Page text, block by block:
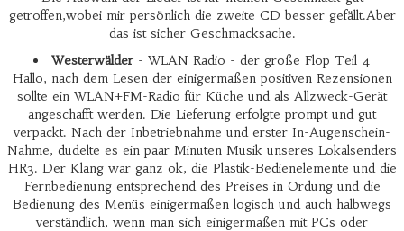
getroffen,wobei mir persönlich die zweite CD besser gefällt.Aber
das ist sicher Geschmacksache.
Westerwälder - WLAN Radio - der große Flop Teil 4
Hallo, nach dem Lesen der einigermaßen positiven Rezensionen
sollte ein WLAN+FM-Radio für Küche und als Allzweck-Gerät
angeschafft werden. Die Lieferung erfolgte prompt und gut
verpackt. Nach der Inbetriebnahme und erster In-Augenschein-
Nahme, dudelte es ein paar Minuten Musik unseres Lokalsenders
HR3. Der Klang war ganz ok, die Plastik-Bedienelemente und die
Fernbedienung entsprechend des Preises in Ordung und die
Bedienung des Menüs einigermaßen logisch und auch halbwegs
verständlich, wenn man sich einigermaßen mit PCs oder